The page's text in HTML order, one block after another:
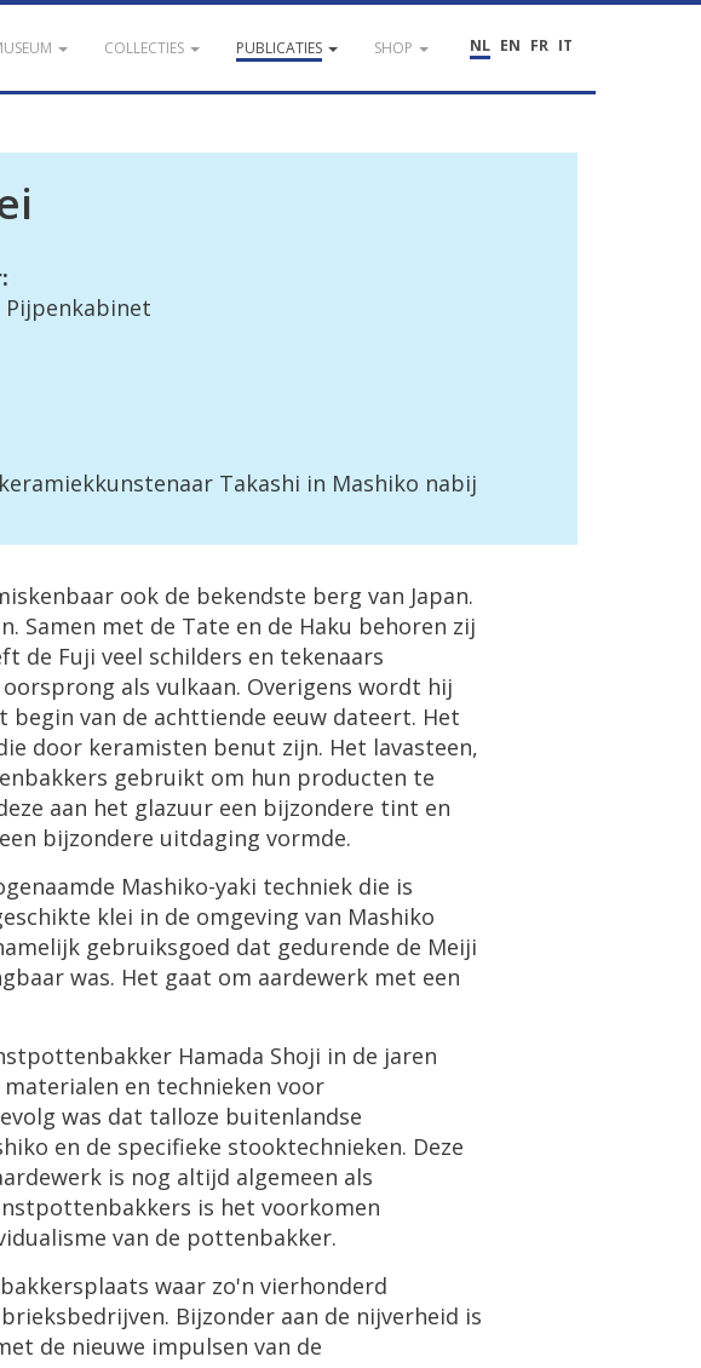
NL EN FR IT
COLLECTIES PUBLICATIES SHOP
Takashi in Mashiko nabij
ook de bekendste berg van Japan.
Samen met de Tate en de Haku behoren zij
de Fuji veel schilders en tekenaars
als vulkaan. Overigens wordt hij
van de achttiende eeuw dateert. Het
door keramisten benut zijn. Het lavasteen,
gebruikt om hun producten te
aan het glazuur een bijzondere tint en
bijzondere uitdaging vormde.
Mashiko-yaki techniek die is
klei in de omgeving van Mashiko
gebruiksgoed dat gedurende de Meiji
was. Het gaat om aardewerk met een
Hamada Shoji in de jaren
en technieken voor
was dat talloze buitenlandse
en de specifieke stooktechnieken. Deze
is nog altijd algemeen als
is het voorkomen
van de pottenbakker.
waar zo'n vierhonderd
Bijzonder aan de nijverheid is
de nieuwe impulsen van de